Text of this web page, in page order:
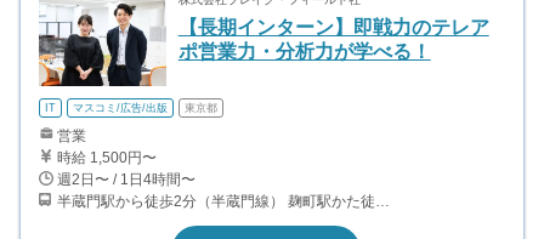
【長期インターン】即戦力のテレア
ポ営業力・分析力が学べる！
IT マスコミ/広告/出版 東京都
営業
時給 1,500円〜
週2日〜 / 1日4時間〜
半蔵門駅から徒歩2分（半蔵門線） 麹町駅かた徒歩10分（有楽町線）